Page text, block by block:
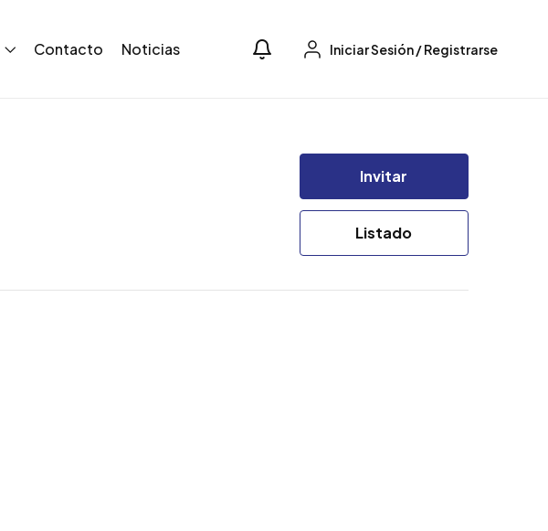
Contacto Noticias Iniciar Sesión/Registrarse
Invitar
Listado